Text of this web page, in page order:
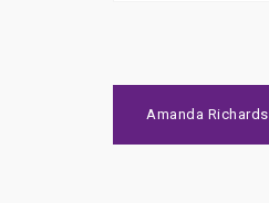
Bericht
navigatie
Amanda Richards